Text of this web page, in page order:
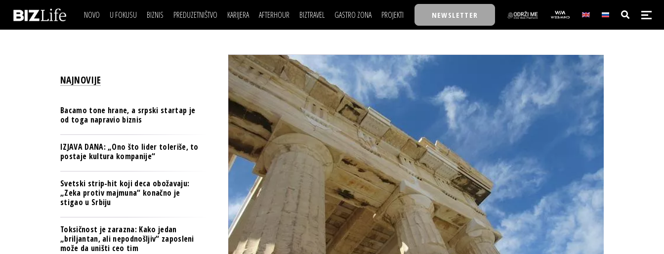
NOVO U FOKUSU BIZNIS
OSIGURANJE
TECH I AI
BIZNIS & SPORT
PULS REGIONA
PREDUZETNIŠTVO KARIJERA
LJUDI (HR)
MOJ UGAO
USAVRŠAVANJE
KNOW-HOW
AFTERHOUR
KNJIGE
AUTO SVET
STIL
WELLBEING
BIZTRAVEL GASTRO ZONA PROJEKTI
TASTY TALKS
30 ISPOD 30
BACK TO OFFICE/SCHOOL
BIZKOLEGIJUM
BMW BIZNIS LIGA
BIZLIFE WEEK
IZJAVA GODINE
NEWSLETTER
IZJAVA DANABIZNIS SCENA
BREND I KOMUNIKACIJE
OSIGURANJE
BIZNIS & SPORT
POSAO
MOJ UGAO
USAVRŠAVANJE
KNOW-HOW
FILM I SCENA
AUTO SVET
STIL
WELLBEING
NAJKOLEGA
30 ISPOD 30
BACK TO OFFICE/SCHOOL
BIZBENDOVI
BIZKOLEGIJUM
BMW BIZNIS LIGA
BIZLIFE WEEK
IZJAVA GODINE
NAJNOVIJE
Bacamo tone hrane, a srpski startap je
od toga napravio biznis
IZJAVA DANA: „Ono što lider toleriše, to
postaje kultura kompanije“
Svetski strip-hit koji deca obožavaju:
„Zeka protiv majmuna“ konačno je
stigao u Srbiju
Toksičnost je zarazna: Kako jedan
„briljantan, ali nepodnošljiv“ zaposleni
može da uništi ceo tim